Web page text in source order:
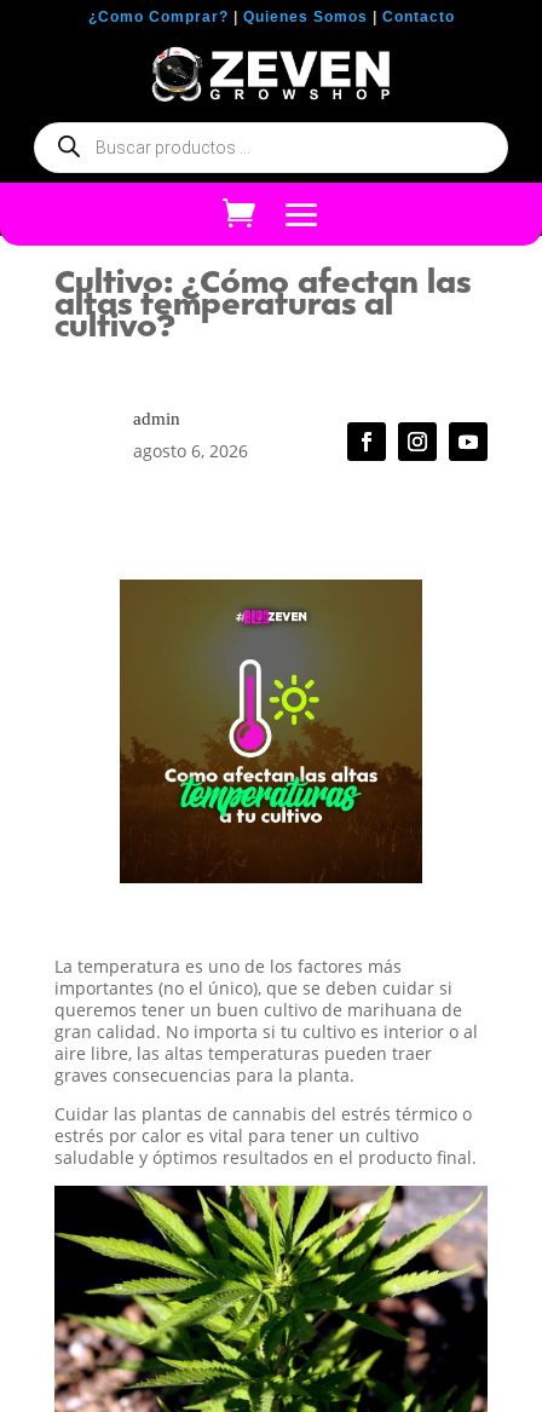
¿Como Comprar? Quienes Somos Contacto
Búsqueda
de
productos
Cultivo: ¿Cómo afectan las
altas temperaturas al
cultivo?
admin
agosto 6, 2026
La temperatura es uno de los factores más
importantes (no el único), que se deben cuidar si
queremos tener un buen cultivo de marihuana de
gran calidad. No importa si tu cultivo es interior o al
aire libre, las altas temperaturas pueden traer
graves consecuencias para la planta.
Cuidar las plantas de cannabis del estrés térmico o
estrés por calor es vital para tener un cultivo
saludable y óptimos resultados en el producto final.